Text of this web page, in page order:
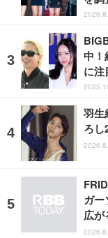
中！
に注
羽生
ろし
ガ
広が